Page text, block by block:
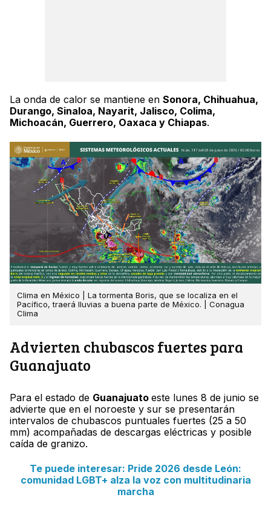
La onda de calor se mantiene en Sonora, Chihuahua,
Durango, Sinaloa, Nayarit, Jalisco, Colima,
Michoacán, Guerrero, Oaxaca y Chiapas.
Clima en México | La tormenta Boris, que se localiza en el
Pacífico, traerá lluvias a buena parte de México. | Conagua
Clima
Advierten chubascos fuertes para
Guanajuato
Para el estado de Guanajuato este lunes 8 de junio se
advierte que en el noroeste y sur se presentarán
intervalos de chubascos puntuales fuertes (25 a 50
mm) acompañadas de descargas eléctricas y posible
caída de granizo.
Te puede interesar: Pride 2026 desde León:
comunidad LGBT+ alza la voz con multitudinaria
marcha